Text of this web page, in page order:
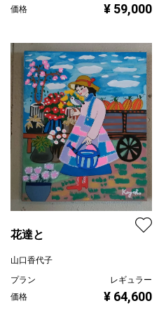
価格
¥ 59,000
花達と
山口香代子
プラン
レギュラー
価格
¥ 64,600